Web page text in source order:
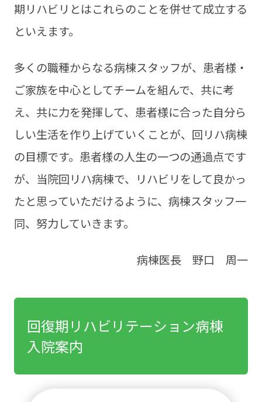
期リハビリとはこれらのことを併せて成立する
といえます。
多くの職種からなる病棟スタッフが、患者様・
ご家族を中心としてチームを組んで、共に考
え、共に力を発揮して、患者様に合った自分ら
しい生活を作り上げていくことが、回リハ病棟
の目標です。患者様の人生の一つの通過点です
が、当院回リハ病棟で、リハビリをして良かっ
たと思っていただけるように、病棟スタッフ一
同、努力していきます。
病棟医長 野口 周一
回復期リハビリテーション病棟
入院案内